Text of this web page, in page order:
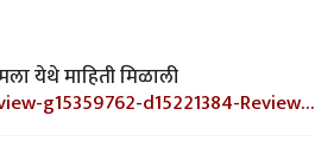
येथे माहिती मिळाली
g15359762-d15221384-Review…